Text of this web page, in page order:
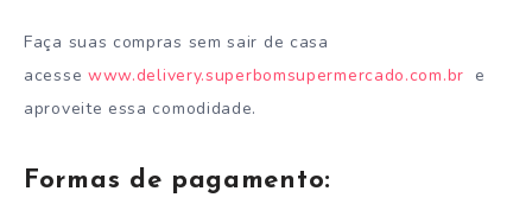
Faça suas compras sem sair de casa
acesse www.delivery.superbomsupermercado.com.br e
aproveite essa comodidade.
Formas de pagamento: